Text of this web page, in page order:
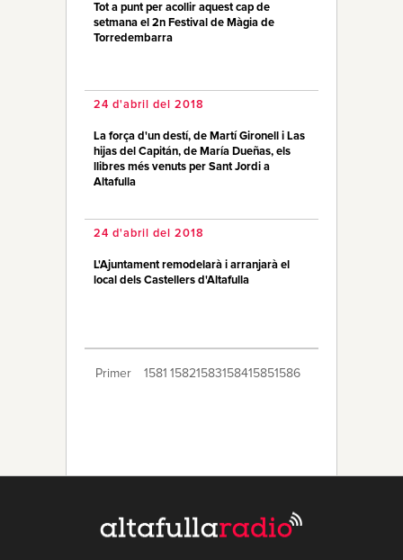
Tot a punt per acollir aquest cap de
setmana el 2n Festival de Màgia de
Torredembarra
24 d'abril del 2018
La força d'un destí, de Martí Gironell i Las
hijas del Capitán, de María Dueñas, els
llibres més venuts per Sant Jordi a
Altafulla
24 d'abril del 2018
L'Ajuntament remodelarà i arranjarà el
local dels Castellers d'Altafulla
Primer 1581 15821583158415851586
15951596159715981599 Últim